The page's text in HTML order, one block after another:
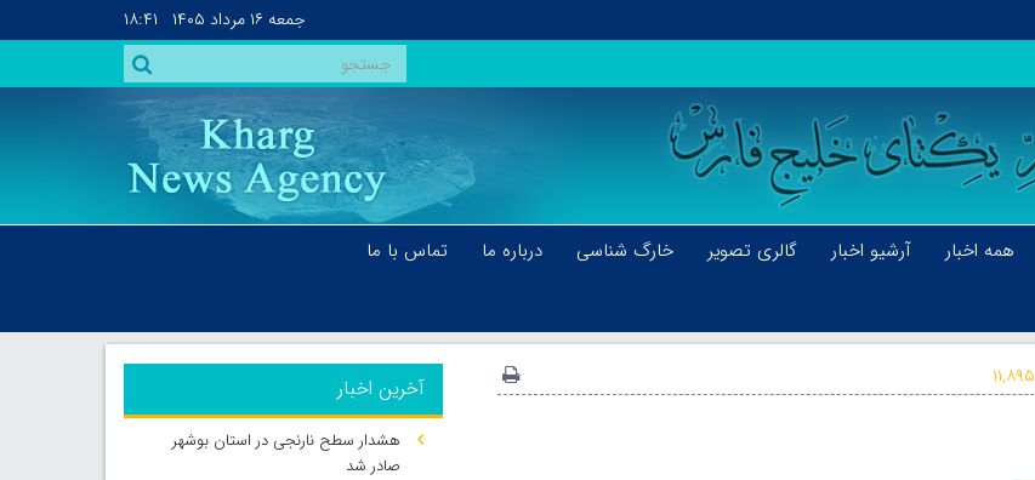
جمعه ۱۶ مرداد ۱۴۰۵ ۱۸:۴۱
همه اخبار آرشیو اخبار گالری تصویر خارگ شناسی درباره ما
تماس با ما
۱۱,۸۹۵ آخرین اخبار
هشدار سطح نارنجی در استان بوشهر
صادر شد